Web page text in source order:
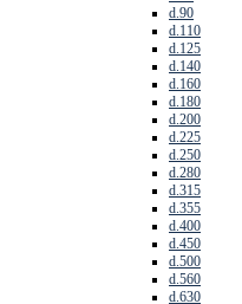
d.90
d.110
d.125
d.140
d.160
d.180
d.200
d.225
d.250
d.280
d.315
d.355
d.400
d.450
d.500
d.560
d.630